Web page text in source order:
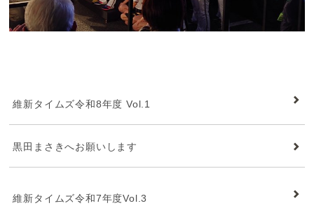
維新タイムズ令和8年度 Vol.1
黒田まさきへお願いします
維新タイムズ令和7年度Vol.3